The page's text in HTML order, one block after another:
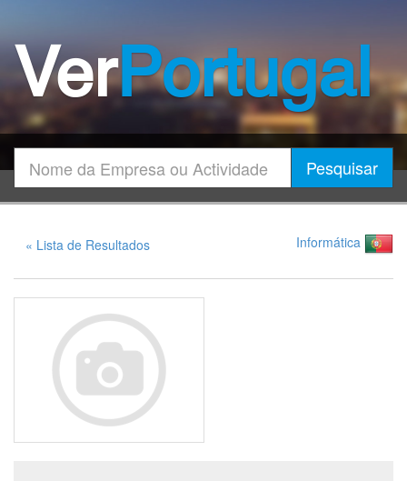
VerPortugal
Pesquisar
« Lista de Resultados Informática